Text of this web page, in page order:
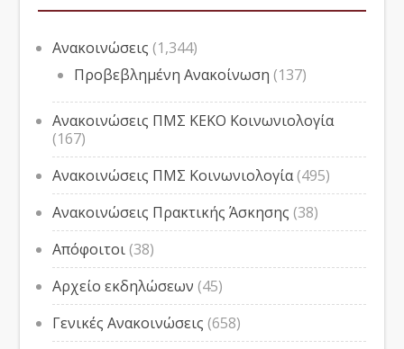
Ανακοινώσεις (1,344)
Προβεβλημένη Ανακοίνωση (137)
Ανακοινώσεις ΠΜΣ ΚΕΚΟ Κοινωνιολογία
(167)
Ανακοινώσεις ΠΜΣ Κοινωνιολογία(495)
Ανακοινώσεις Πρακτικής Άσκησης (38)
Απόφοιτοι(38)
Αρχείο εκδηλώσεων (45)
Γενικές Ανακοινώσεις (658)